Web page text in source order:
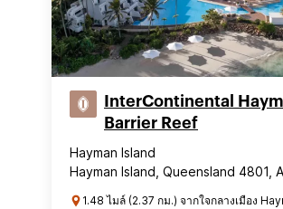
InterContinental
Barrier Reef
Hayman Island
Hayman Island, Queensland 4801,
1.48 ไมล์ (2.37 กม.) จากใจกลางเมือง